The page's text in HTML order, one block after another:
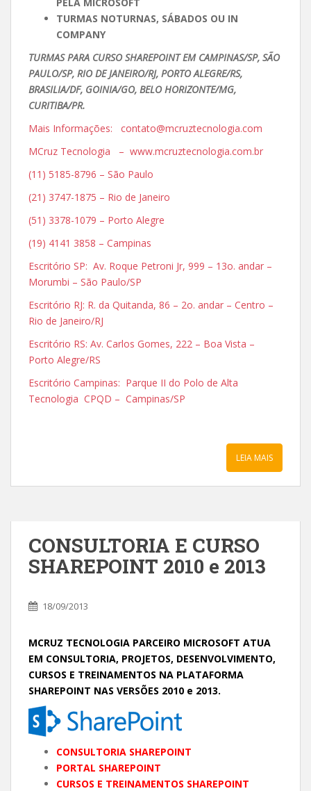
TURMAS NOTURNAS, SÁBADOS OU IN
COMPANY
TURMAS PARA CURSO SHAREPOINT EM CAMPINAS/SP, SÃO
PAULO/SP, RIO DE JANEIRO/RJ, PORTO ALEGRE/RS,
BRASILIA/DF, GOINIA/GO, BELO HORIZONTE/MG,
CURITIBA/PR.
Mais Informações: contato@mcruztecnologia.com
MCruz Tecnologia – www.mcruztecnologia.com.br
(11) 5185-8796 – São Paulo
(21) 3747-1875 – Rio de Janeiro
(51) 3378-1079 – Porto Alegre
(19) 4141 3858 – Campinas
Escritório SP: Av. Roque Petroni Jr, 999 – 13o. andar –
Morumbi – São Paulo/SP
Escritório RJ: R. da Quitanda, 86 – 2o. andar – Centro –
Rio de Janeiro/RJ
Escritório RS: Av. Carlos Gomes, 222 – Boa Vista –
Porto Alegre/RS
Escritório Campinas: Parque II do Polo de Alta
Tecnologia CPQD – Campinas/SP
LEIA MAIS
CONSULTORIA E CURSO
SHAREPOINT 2010 e 2013
18/09/2013
MCRUZ TECNOLOGIA PARCEIRO MICROSOFT ATUA
EM CONSULTORIA, PROJETOS, DESENVOLVIMENTO,
CURSOS E TREINAMENTOS NA PLATAFORMA
SHAREPOINT NAS VERSÕES 2010 e 2013.
CONSULTORIA SHAREPOINT
PORTAL SHAREPOINT
CURSOS E TREINAMENTOS SHAREPOINT